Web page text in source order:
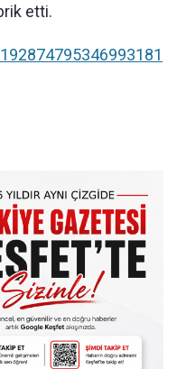
etti.